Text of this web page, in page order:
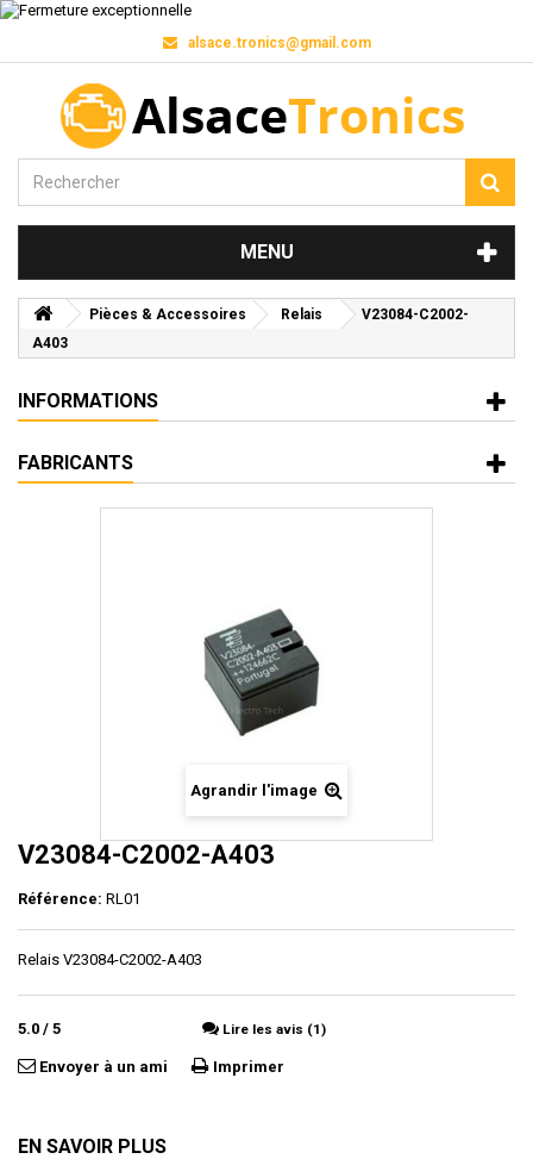
alsace.tronics@gmail.com
MENU
Pièces & Accessoires Relais
V23084-C2002-
A403
INFORMATIONS
FABRICANTS
Agrandir l'image
V23084-C2002-A403
Référence: RL01
Relais V23084-C2002-A403
5.0 / 5 Lire les avis (1)
Envoyer à un ami Imprimer
EN SAVOIR PLUS